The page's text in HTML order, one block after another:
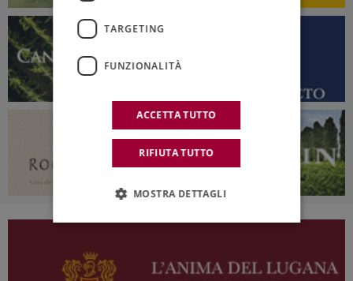
TARGETING
FUNZIONALITÀ
ACCETTA TUTTO
RIFIUTA TUTTO
MOSTRA DETTAGLI